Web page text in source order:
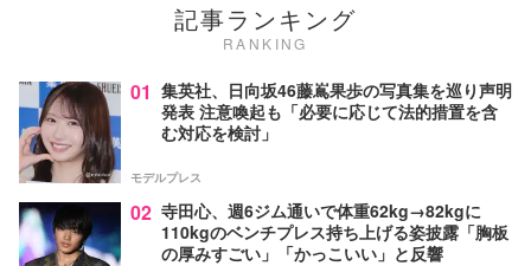
記事ランキング
RANKING
01 集英社、日向坂46藤嶌果歩の写真集を巡り声明
発表 注意喚起も「必要に応じて法的措置を含
む対応を検討」
モデルプレス
02 寺田心、週6ジム通いで体重62kg→82kgに
110kgのベンチプレス持ち上げる姿披露「胸板
の厚みすごい」「かっこいい」と反響